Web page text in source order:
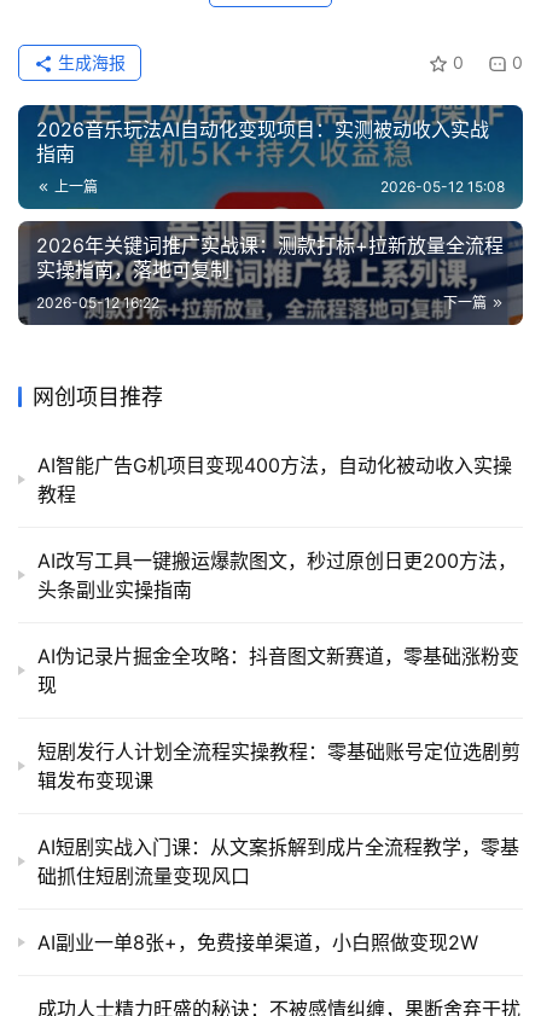
0 0
生成海报
2026音乐玩法AI自动化变现项目：实测被动收入实战
指南
上一篇 2026-05-12 15:08
2026年关键词推广实战课：测款打标+拉新放量全流程
实操指南，落地可复制
下一篇
2026-05-12 16:22
网创项目推荐
AI智能广告G机项目变现400方法，自动化被动收入实操
教程
AI改写工具一键搬运爆款图文，秒过原创日更200方法，
头条副业实操指南
AI伪记录片掘金全攻略：抖音图文新赛道，零基础涨粉变
现
短剧发行人计划全流程实操教程：零基础账号定位选剧剪
辑发布变现课
AI短剧实战入门课：从文案拆解到成片全流程教学，零基
础抓住短剧流量变现风口
AI副业一单8张+，免费接单渠道，小白照做变现2W
成功人士精力旺盛的秘诀：不被感情纠缠，果断舍弃干扰